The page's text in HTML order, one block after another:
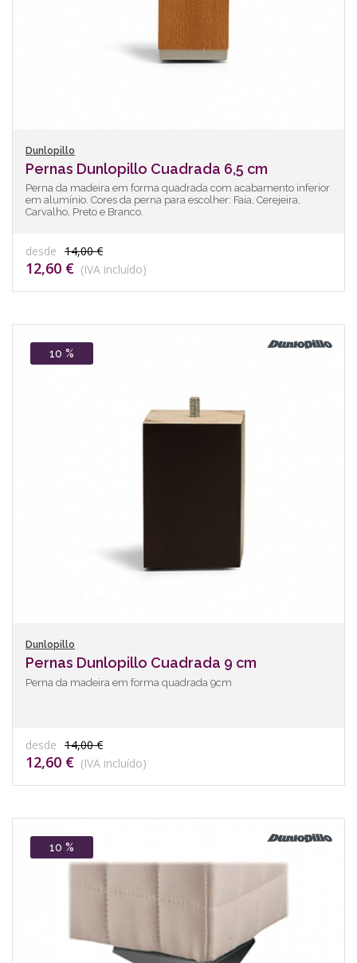
Dunlopillo
Pernas Dunlopillo Cuadrada 6,5 cm
Perna da madeira em forma quadrada com acabamento inferior
em alumínio. Cores da perna para escolher: Faia, Cerejeira,
Carvalho, Preto e Branco.
desde 14,00 €
12,60 € (IVA incluído)
10 %
Dunlopillo
Pernas Dunlopillo Cuadrada 9 cm
Perna da madeira em forma quadrada 9cm
desde 14,00 €
12,60 € (IVA incluído)
10 %